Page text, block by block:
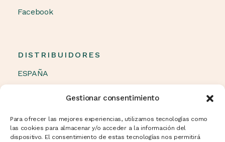
Gestionar consentimiento
Para ofrecer las mejores experiencias, utilizamos tecnologías como
las cookies para almacenar y/o acceder a la información del
dispositivo. El consentimiento de estas tecnologías nos permitirá
Facebook
DISTRIBUIDORES
ESPAÑA